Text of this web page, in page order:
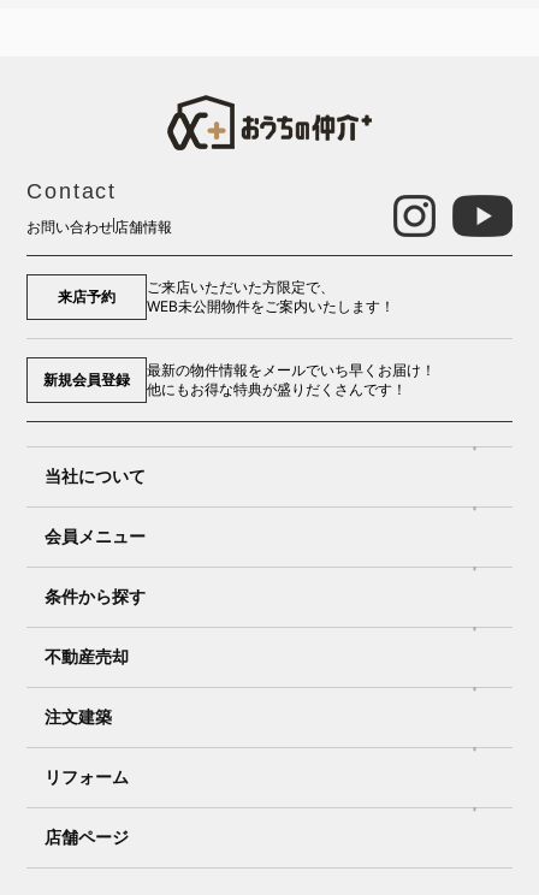
Contact
お問い合わせ店舗情報
来店予約
ご来店いただいた方限定で、
WEB未公開物件をご案内いたします！
新規会員登録
最新の物件情報をメールでいち早くお届け！
他にもお得な特典が盛りだくさんです！
当社について
会員メニュー
条件から探す
不動産売却
注文建築
リフォーム
店舗ページ